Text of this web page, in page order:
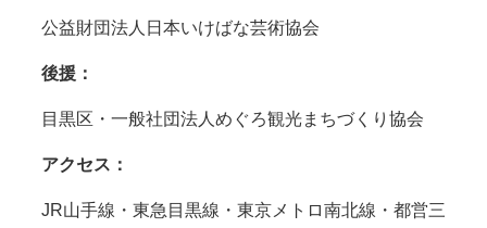
公益財団法人日本いけばな芸術協会
後援：
目黒区・一般社団法人めぐろ観光まちづくり協会
アクセス：
JR山手線・東急目黒線・東京メトロ南北線・都営三